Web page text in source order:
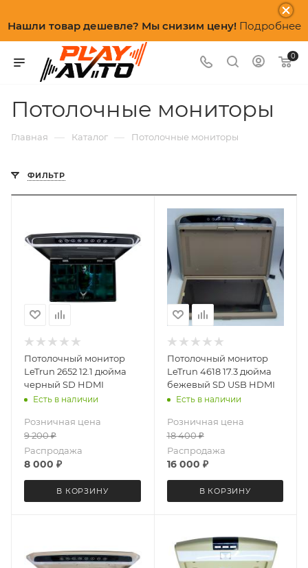
Нашли товар дешевле? Мы снизим цену! Подробнее
0
Потолочные мониторы
Главная — Каталог — Потолочные мониторы
ФИЛЬТР
Потолочный монитор
LeTrun 2652 12.1 дюйма
черный SD HDMI
Есть в наличии
Розничная цена
9 200₽
Распродажа
8 000 ₽
В КОРЗИНУ
Потолочный монитор
LeTrun 4618 17.3 дюйма
бежевый SD USB HDMI
Есть в наличии
Розничная цена
18 400₽
Распродажа
16 000 ₽
В КОРЗИНУ